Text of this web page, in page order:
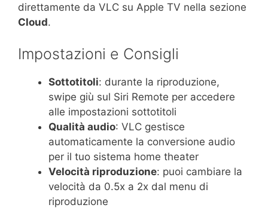
direttamente da VLC su Apple TV nella sezione
Cloud.
Impostazioni e Consigli
Sottotitoli: durante la riproduzione,
swipe giù sul Siri Remote per accedere
alle impostazioni sottotitoli
Qualità audio: VLC gestisce
automaticamente la conversione audio
per il tuo sistema home theater
Velocità riproduzione: puoi cambiare la
velocità da 0.5x a 2x dal menu di
riproduzione